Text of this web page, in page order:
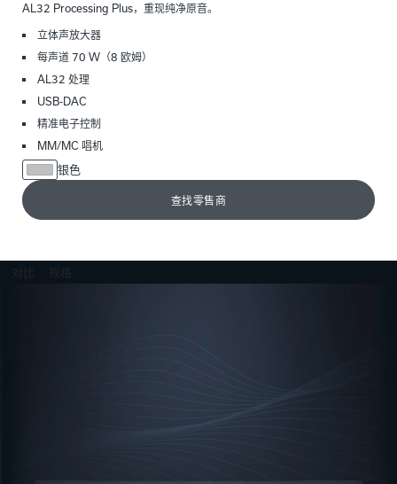
AL32 Processing Plus，重现纯净原音。
立体声放大器
每声道 70 W（8 欧姆）
AL32 处理
USB-DAC
精准电子控制
MM/MC 唱机
银色
查找零售商